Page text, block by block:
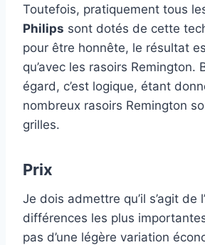
Toutefois, pratiquement tous
Philips sont dotés de cette
pour être honnête, le résultat
qu’avec les rasoirs Remington.
égard, c’est logique, étant
nombreux rasoirs Remington
grilles.
Prix
Je dois admettre qu’il s’agit de
différences les plus
pas d’une légère variation